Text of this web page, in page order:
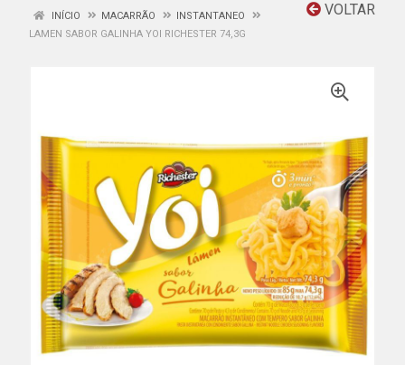
VOLTAR
INÍCIO MACARRÃO
INSTANTANEO
LAMEN SABOR GALINHA YOI RICHESTER 74,3G